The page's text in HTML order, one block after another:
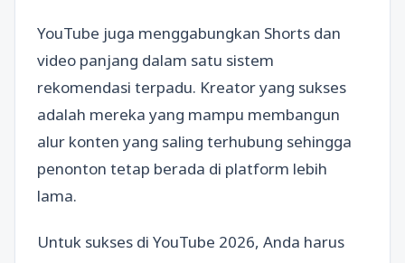
YouTube juga menggabungkan Shorts dan
video panjang dalam satu sistem
rekomendasi terpadu. Kreator yang sukses
adalah mereka yang mampu membangun
alur konten yang saling terhubung sehingga
penonton tetap berada di platform lebih
lama.
Untuk sukses di YouTube 2026, Anda harus